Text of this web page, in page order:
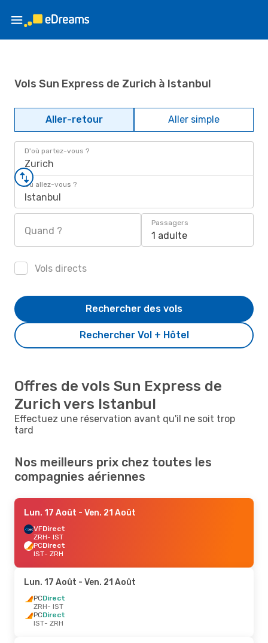
Vols Sun Express de Zurich à Istanbul
Aller-retour Aller simple
D'où partez-vous ?
Zurich
Où allez-vous ?
Istanbul
Quand ?
Passagers
1 adulte
Vols directs
Rechercher Vol + Hôtel
Rechercher des vols
Offres de vols Sun Express de
Zurich vers Istanbul
Effectuez une réservation avant qu'il ne soit trop
tard
Nos meilleurs prix chez toutes les
compagnies aériennes
Lun. 17 Août - Ven. 21 Août
VFDirect
ZRH- IST
PCDirect
IST- ZRH
Lun. 17 Août - Ven. 21 Août
PCDirect
ZRH- IST
PCDirect
IST- ZRH